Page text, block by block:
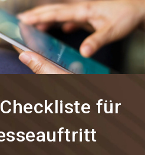
Aussteller language DE
search
für